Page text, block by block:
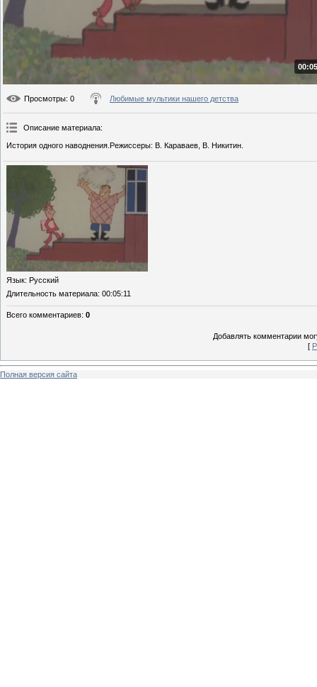
Просмотры: 0 Любимые мультики нашего детства
Описание материала:
История одного наводнения.Режиссеры: В. Караваев, В. Никитин.
Язык: Русский
Длительность материала: 00:05:11
Всего комментариев: 0
Добавлять комментарии
[
Полная версия сайта